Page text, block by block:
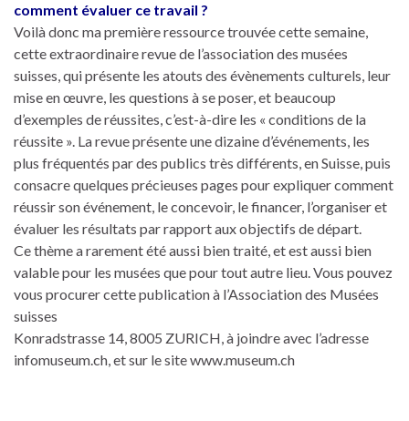
comment évaluer ce travail ?
Voilà donc ma première ressource trouvée cette semaine,
cette extraordinaire revue de l’association des musées
suisses, qui présente les atouts des évènements culturels, leur
mise en œuvre, les questions à se poser, et beaucoup
d’exemples de réussites, c’est-à-dire les « conditions de la
réussite ». La revue présente une dizaine d’événements, les
plus fréquentés par des publics très différents, en Suisse, puis
consacre quelques précieuses pages pour expliquer comment
réussir son événement, le concevoir, le financer, l’organiser et
évaluer les résultats par rapport aux objectifs de départ.
Ce thème a rarement été aussi bien traité, et est aussi bien
valable pour les musées que pour tout autre lieu. Vous pouvez
vous procurer cette publication à l’Association des Musées
suisses
Konradstrasse 14, 8005 ZURICH, à joindre avec l’adresse
infomuseum.ch, et sur le site www.museum.ch